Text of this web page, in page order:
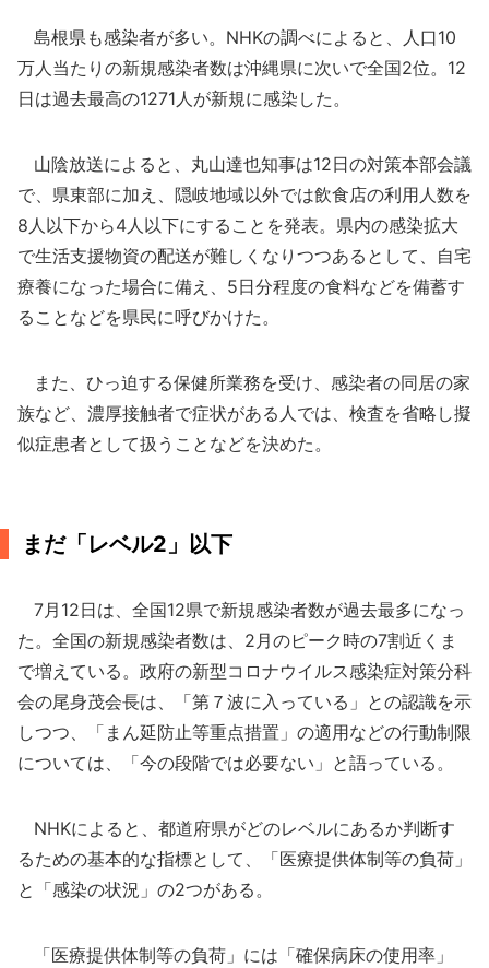
島根県も感染者が多い。NHKの調べによると、人口10
万人当たりの新規感染者数は沖縄県に次いで全国2位。12
日は過去最高の1271人が新規に感染した。
山陰放送によると、丸山達也知事は12日の対策本部会議
で、県東部に加え、隠岐地域以外では飲食店の利用人数を
8人以下から4人以下にすることを発表。県内の感染拡大
で生活支援物資の配送が難しくなりつつあるとして、自宅
療養になった場合に備え、5日分程度の食料などを備蓄す
ることなどを県民に呼びかけた。
また、ひっ迫する保健所業務を受け、感染者の同居の家
族など、濃厚接触者で症状がある人では、検査を省略し擬
似症患者として扱うことなどを決めた。
まだ「レベル2」以下
7月12日は、全国12県で新規感染者数が過去最多になっ
た。全国の新規感染者数は、2月のピーク時の7割近くま
で増えている。政府の新型コロナウイルス感染症対策分科
会の尾身茂会長は、「第７波に入っている」との認識を示
しつつ、「まん延防止等重点措置」の適用などの行動制限
については、「今の段階では必要ない」と語っている。
NHKによると、都道府県がどのレベルにあるか判断す
るための基本的な指標として、「医療提供体制等の負荷」
と「感染の状況」の2つがある。
「医療提供体制等の負荷」には「確保病床の使用率」